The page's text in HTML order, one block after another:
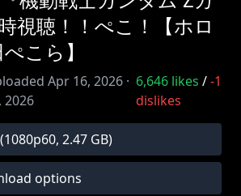
視聴！！ぺこ！【ホロ
こら】
Apr 16, 2026 ·
2026
6,646likes / -1
dislikes
1080p60, 2.47 GB)
options